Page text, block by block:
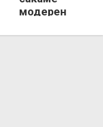
модерен
сигурен